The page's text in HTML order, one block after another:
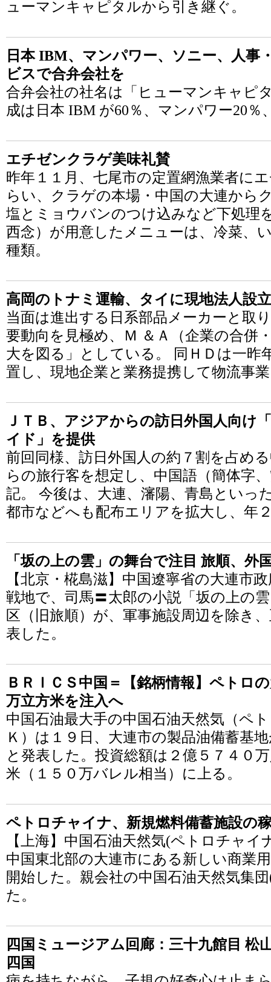
ューマンキャピタルから引き継ぐ。
日本 IBM、マンパワー、ソニー、人事
ビスで合弁会社を
合弁会社の社名は「ヒューマンキャピ
成は日本 IBM が60％、マンパワー20％
エチゼンクラゲ美味礼賛
昨年１１月、七尾市の定置網漁業者に
らい、クラゲの本場・中国の大連から
塩とミョウバンのつけ込みなど下処理
西念）が用意したメニューは、冷菜、
種類。
高岡のトナミ運輸、タイに現地法人設
当面は進出する日系部品メーカーと取
要動向を見極め、Ｍ ＆Ａ（企業の合併
大を図る」としている。 同ＨＤは一昨
置し、現地企業と業務提携して物流事
ＪＴＢ、アジアからの訪日外国人向け
イド」を提供
前回同様、訪日外国人の約７割を占め
らの旅行客を想定し、中国語（簡体字
記。 今後は、大連、瀋陽、青島といっ
都市などへも配布エリアを拡大し、年
「坂の上の雲」の舞台で注目 旅順、外
【北京・椛島滋】中国遼寧省の大連市
戦地で、司馬〓太郎の小説「坂の上の
区（旧旅順）が、軍事施設周辺を除き
表した。
ＢＲＩＣＳ中国＝【銘柄情報】ペトロ
万立方米を注入へ
中国石油最大手の中国石油天然気（ペ
Ｋ）は１９日、大連市の製品油備蓄基
と発表した。投資総額は２億５７４０
米（１５０万バレル相当）に上る。
ペトロチャイナ、新規燃料備蓄施設の
【上海】中国石油天然気(ペトロチャイ
中国東北部の大連市にある新しい商業
開始した。親会社の中国石油天然気集
た。
四国ミュージアム回廊：三十九館目 松
四国